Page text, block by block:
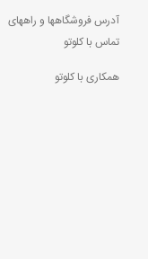
آدرس فروشگاهها و راههای
تماس با کلوتو
همکاری با کلوتو